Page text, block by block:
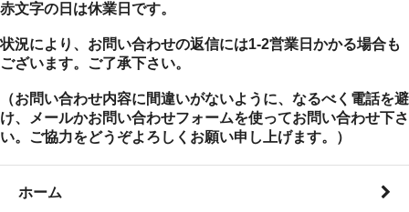
赤文字の日は休業日です。
状況により、お問い合わせの返信には1-2営業日かかる場合も
ございます。ご了承下さい。
（お問い合わせ内容に間違いがないように、なるべく電話を避
け、メールかお問い合わせフォームを使ってお問い合わせ下さ
い。ご協力をどうぞよろしくお願い申し上げます。）
ホーム